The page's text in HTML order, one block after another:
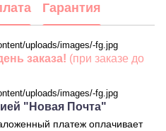
Гарантия
заказа! (при заказе до
"Новая Почта"
платеж оплачивает